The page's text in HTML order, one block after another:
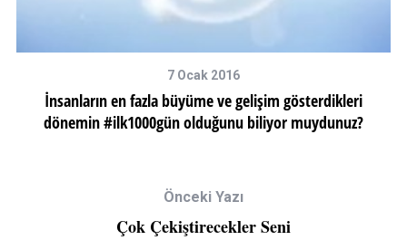
7 Ocak 2016
İnsanların en fazla büyüme ve gelişim gösterdikleri
dönemin #ilk1000gün olduğunu biliyor muydunuz?
Önceki Yazı
Çok Çekiştirecekler Seni